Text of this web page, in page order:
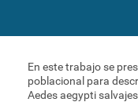
En este trabajo se
poblacional para
Aedes aegypti